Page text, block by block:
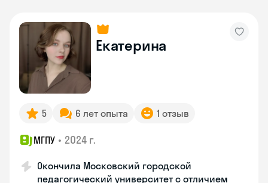
Екатерина
5 6 лет опыта 1 отзыв
МГПУ • 2024 г.
Окончила Московский городской
педагогический университет с отличием